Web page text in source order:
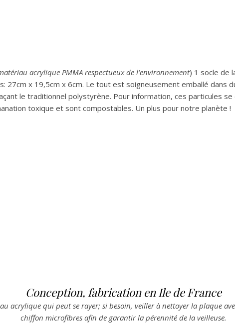
acrylique PMMA respectueux de l’environnement) 1 socle de
27cm x 19,5cm x 6cm. Le tout est soigneusement emballé dans
le traditionnel polystyrène. Pour information, ces particules
toxique et sont compostables. Un plus pour notre planète !
Conception, fabrication en Ile de France
acrylique qui peut se rayer; si besoin, veiller à nettoyer la plaque
chiffon microfibres afin de garantir la pérennité de la veilleuse.